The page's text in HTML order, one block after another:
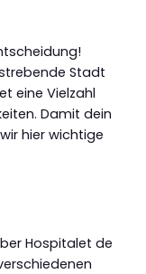
Stadt
eine Vielzahl
Damit dein
hier wichtige
Hospitalet de